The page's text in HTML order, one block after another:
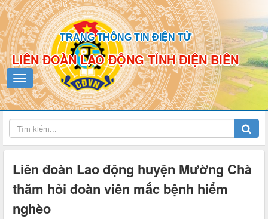
TRANG THÔNG TIN ĐIỆN TỬ
LIÊN ĐOÀN LAO ĐỘNG TỈNH ĐIỆN BIÊN
Liên đoàn Lao động huyện Mường Chà
thăm hỏi đoàn viên mắc bệnh hiểm
nghèo